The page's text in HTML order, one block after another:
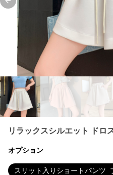
Previous slide
リラックスシルエット ドロ
オプション
スリット入りショートパンツ